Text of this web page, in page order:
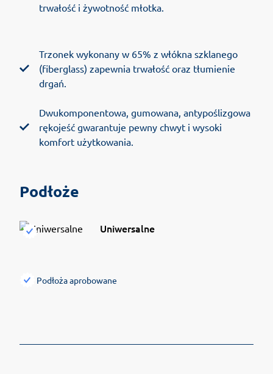
trwałość i żywotność młotka.
Trzonek wykonany w 65% z włókna szklanego
(fiberglass) zapewnia trwałość oraz tłumienie
drgań.
Dwukomponentowa, gumowana, antypoślizgowa
rękojeść gwarantuje pewny chwyt i wysoki
komfort użytkowania.
Podłoże
Uniwersalne
Podłoża aprobowane